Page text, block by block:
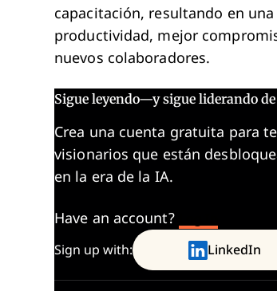
capacitación, resultando en
productividad, mejor
nuevos colaboradores.
Sigue leyendo—y sigue liderando
Crea una cuenta gratuita para
visionarios que están
en la era de la IA.
Have an account?
Sign up with: LinkedIn